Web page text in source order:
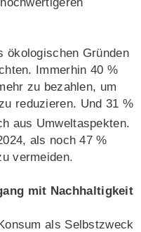
ökologischen Gründen
Immerhin 40 %
zu bezahlen, um
reduzieren. Und 31 %
aus Umweltaspekten.
als noch 47 %
vermeiden.
mit Nachhaltigkeit
als Selbstzweck